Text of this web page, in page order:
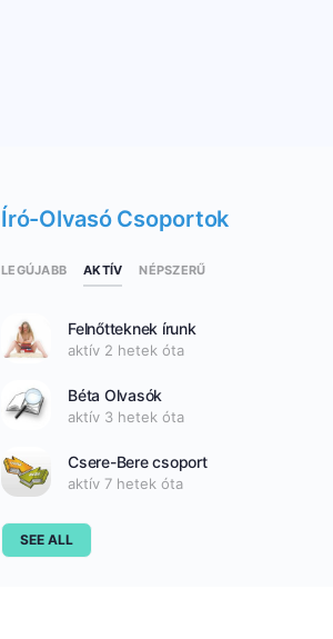
Író-Olvasó Csoportok
LEGÚJABB AKTÍV NÉPSZERŰ
Felnőtteknek írunk
aktív 2 hetek óta
Béta Olvasók
aktív 3 hetek óta
Csere-Bere csoport
aktív 7 hetek óta
SEE ALL